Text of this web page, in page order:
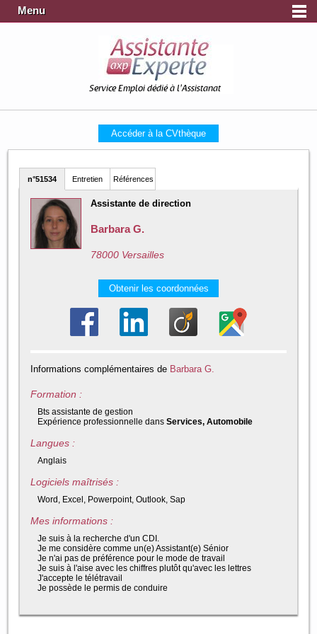
Menu
Service Emploi dédié à l'Assistanat
Accéder à la CVthèque
n°51534 Entretien Références
Assistante de direction
Barbara G.
78000 Versailles
Obtenir les coordonnées
Informations complémentaires de Barbara G.
Formation :
Bts assistante de gestion
Expérience professionnelle dansServices, Automobile
Langues :
Anglais
Logiciels maîtrisés :
Word, Excel, Powerpoint, Outlook, Sap
Mes informations :
Je suis à la recherche d'un CDI.
Je me considère comme un(e) Assistant(e) Sénior
Je n'ai pas de préférence pour le mode de travail
Je suis à l'aise avec les chiffres plutôt qu'avec les lettres
J'accepte le télétravail
Je possède le permis de conduire